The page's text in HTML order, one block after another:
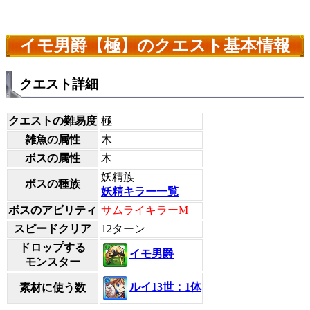
イモ男爵【極】のクエスト基本情報
クエスト詳細
クエストの難易度 極
雑魚の属性
木
ボスの属性
木
ボスの種族
妖精族
妖精キラー一覧
ボスのアビリティ サムライキラーM
スピードクリア
12ターン
ドロップする
モンスター
イモ男爵
素材に使う数 ルイ13世：1体